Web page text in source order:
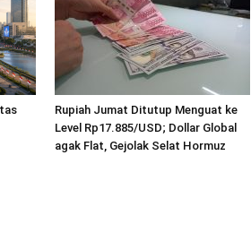
Rupiah Jumat Ditutup Menguat ke
Level Rp17.885/USD; Dollar Global
agak Flat, Gejolak Selat Hormuz